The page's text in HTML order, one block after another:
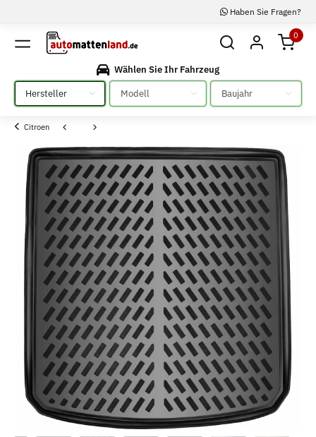
Haben Sie Fragen?
0
Wählen Sie Ihr Fahrzeug
Bitte auswählen
Bitte auswählen Bitte auswählen
Citroen